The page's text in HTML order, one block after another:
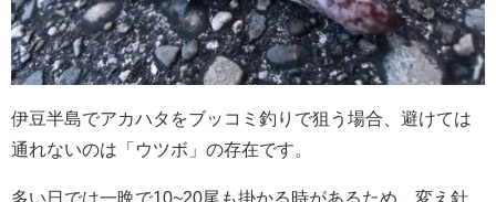
伊豆半島でアカハタをブッコミ釣りで狙う場合、避けては
通れないのは「ウツボ」の存在です。
多い日では一晩で10~20尾も掛かる時があるため、変え針